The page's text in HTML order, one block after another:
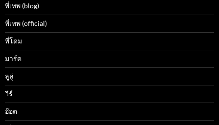
พี่เทพ (blog)
พี่เทพ (official)
พี่โดม
มาร์ค
ลูลู่
วีร์
อ๊อต